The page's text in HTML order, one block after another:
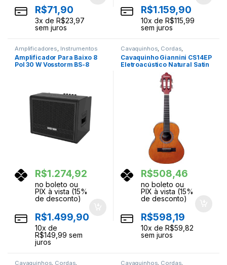
R$71,90
3x de R$23,97
sem juros
R$1.159,90
10x de R$115,99
sem juros
Amplificadores Instrumentos
Musicais
Amplificador Para Baixo 8
Pol 30 W Vosstorm BS-8
R$1.274,92
no boleto ou
PIX à vista (15%
de desconto)
R$1.499,90
10x de
R$149,99 sem
juros
Cavaquinhos Cordas
Instrumentos Musicais
Cavaquinho Giannini CS14EP
Eletroacústico Natural Satin
R$508,46
no boleto ou
PIX à vista (15%
de desconto)
R$598,19
10x de R$59,82
sem juros
Cavaquinhos, Cordas, Cavaquinhos, Cordas,